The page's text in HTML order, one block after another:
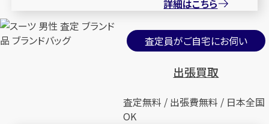
詳細はこちら
査定員がご自宅にお伺い
出張買取
査定無料 / 出張費無料 / 日本全国
OK